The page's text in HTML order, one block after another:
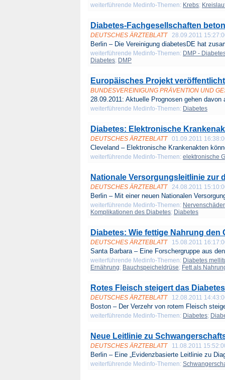
weiterführende Medinfo-Themen: Krebs;
Diabetes-Fachgesellschaften
DEUTSCHES ÄRZTEBLATT 28.09.2011
Berlin – Die Vereinigung diabetesDE hat
weiterführende Medinfo-Themen: DMP -
Diabetes; DMP
Europäisches Projekt
BUNDESVEREINIGUNG PRÄVENTION UND
28.09.2011: Aktuelle Prognosen gehen davon
weiterführende Medinfo-Themen: Diabetes
Diabetes: Elektronische
DEUTSCHES ÄRZTEBLATT 01.09.2011
Cleveland – Elektronische Krankenakten
weiterführende Medinfo-Themen: elektronische
Nationale Versorgungsleitlinie zur
DEUTSCHES ÄRZTEBLATT 24.08.2011
Berlin – Mit einer neuen Nationalen
weiterführende Medinfo-Themen:
Komplikationen des Diabetes; Diabetes
Diabetes: Wie fettige Nahrung den
DEUTSCHES ÄRZTEBLATT 15.08.2011
Santa Barbara – Eine Forschergruppe aus
weiterführende Medinfo-Themen: Diabetes
Ernährung; Bauchspeicheldrüse; Fett als
Rotes Fleisch steigert das
DEUTSCHES ÄRZTEBLATT 12.08.2011
Boston – Der Verzehr von rotem Fleisch
weiterführende Medinfo-Themen: Diabetes;
Neue Leitlinie zu
DEUTSCHES ÄRZTEBLATT 11.08.2011
Berlin – Eine „Evidenzbasierte Leitlinie zu
weiterführende Medinfo-Themen: